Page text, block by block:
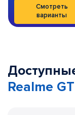
Смотреть
варианты
Realme